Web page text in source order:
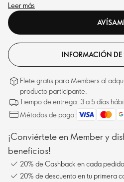
y cálidas notas amaderadas..
Leer más
INFORMACIÓN DE
Flete gratis para Members al
producto participante.
Tiempo de entrega: 3 a 5 días
Métodos de pago:
¡Conviértete en Member y
beneficios!
20% de Cashback en cada pedido
20% de descuento en tu primera